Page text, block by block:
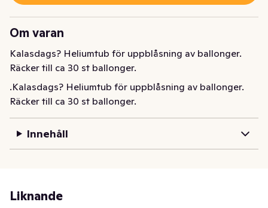
Om varan
Kalasdags? Heliumtub för uppblåsning av ballonger.
Räcker till ca 30 st ballonger.
.Kalasdags? Heliumtub för uppblåsning av ballonger.
Räcker till ca 30 st ballonger.
Innehåll
Liknande